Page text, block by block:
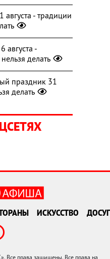
- традиции
августа -
делать
праздник 31
делать
ИСКУССТВО ДОСУГ
права защищены. Все права на